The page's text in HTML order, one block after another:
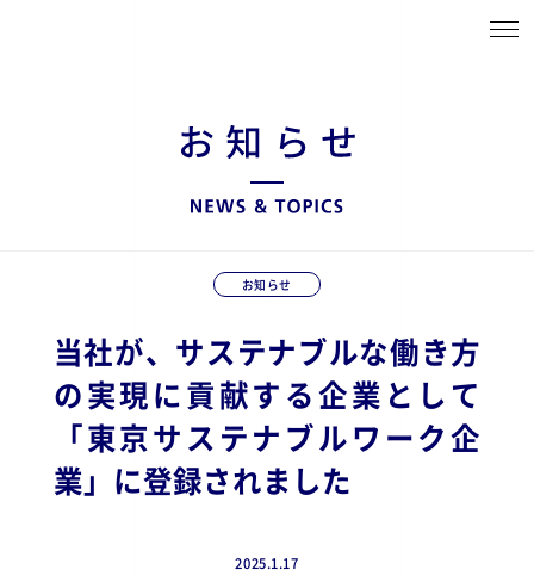
お知らせ
当社が、サステナブルな働き方
の実現に貢献する企業として
「東京サステナブルワーク企
業」に登録されました
2025.1.17